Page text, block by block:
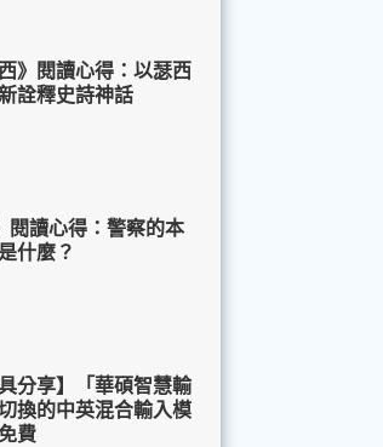
》閱讀心得：以瑟西
詮釋史詩神話
閱讀心得：警察的本
什麼？
分享】「華碩智慧輸
換的中英混合輸入模
費